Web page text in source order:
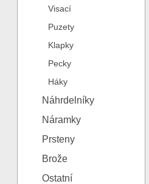
Visací
Puzety
Klapky
Pecky
Háky
Náhrdelníky
Náramky
Prsteny
Brože
Ostatní